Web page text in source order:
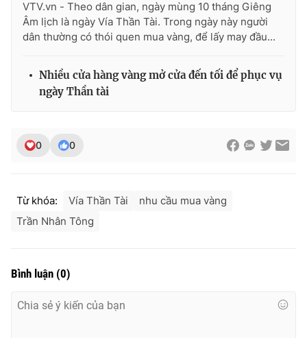
Ðiện thoại Thời báo VTV:024.66 897 897
Email: toasoan@vtv.vn
Liên hệ quảng cáo:
024-7300.7108
thông tin từ website này.
VTV.vn - Theo dân gian, ngày mùng 10 tháng Giêng
Âm lịch là ngày Vía Thần Tài. Trong ngày này người
dân thường có thói quen mua vàng, để lấy may đầu...
Nhiều cửa hàng vàng mở cửa đến tối để phục vụ
ngày Thần tài
0 0
Từ khóa: Vía Thần Tài
nhu cầu mua vàng
Trần Nhân Tông
Bình luận (0)